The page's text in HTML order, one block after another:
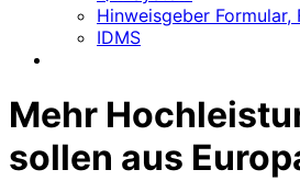
Hinweisgeber Formular,
IDMS
Mehr
sollen aus